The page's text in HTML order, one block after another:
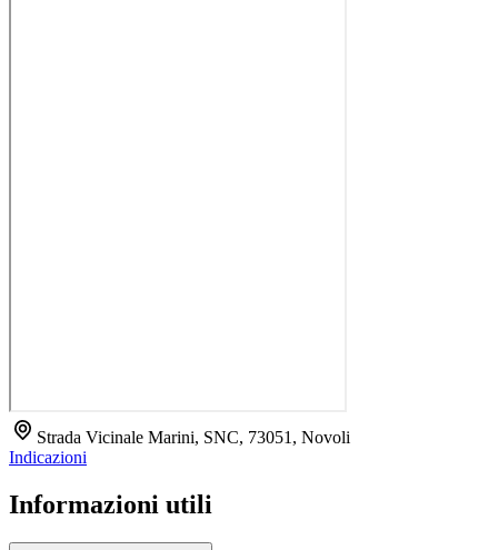
Strada Vicinale Marini, SNC, 73051, Novoli
Indicazioni
Informazioni utili